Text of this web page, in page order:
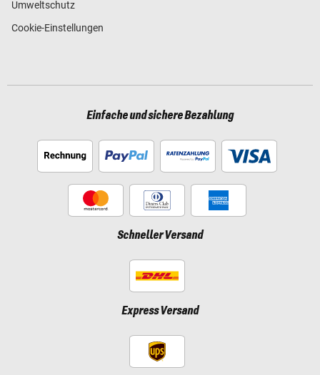
Umweltschutz
Cookie-Einstellungen
Einfache und sichere Bezahlung
Schneller Versand
Express Versand